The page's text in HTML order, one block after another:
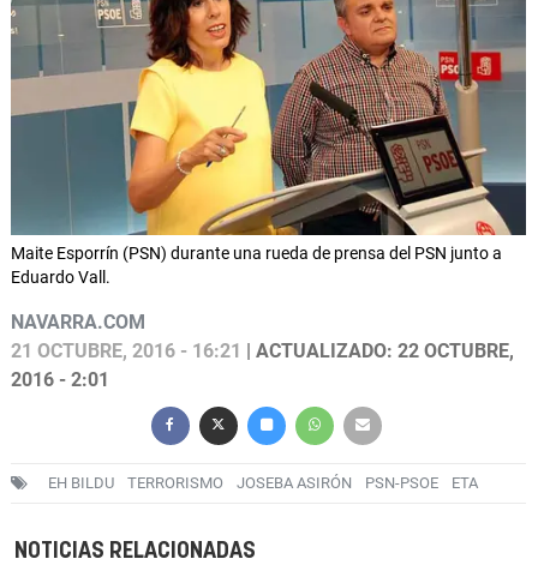
Maite Esporrín (PSN) durante una rueda de prensa del PSN junto a
Eduardo Vall.
NAVARRA.COM
21 OCTUBRE, 2016 - 16:21
| ACTUALIZADO: 22 OCTUBRE,
2016 - 2:01
EH BILDU TERRORISMO JOSEBA ASIRÓN PSN-PSOE ETA
NOTICIAS RELACIONADAS